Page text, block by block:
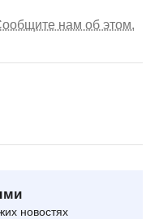
нам об этом.
новостях